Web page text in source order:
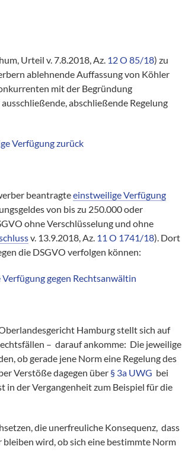
Urteil v. 7.8.2018, Az. 12 O 85/18) zu
ablehnende Auffassung von Köhler
mit der Begründung
abschließende Regelung
Verfügung zurück
beantragteeinstweilige Verfügung
von bis zu 250.000 oder
ohne Verschlüsselung und ohne
v. 13.9.2018, Az. 11 O 1741/18). Dort
die DSGVO verfolgen können:
gegen Rechtsanwältin
Hamburg stellt sich auf
– darauf ankomme: Die jeweilige
ob gerade jene Norm eine Regelung des
Verstöße dagegen über § 3a UWG bei
der Vergangenheit zum Beispiel für die
die unerfreuliche Konsequenz, dass
wird, ob sich eine bestimmte Norm